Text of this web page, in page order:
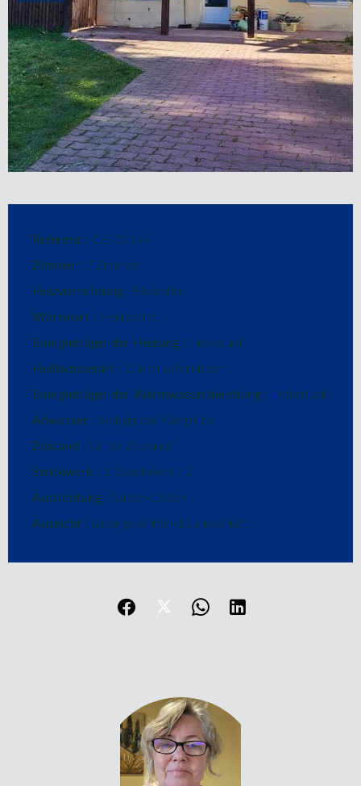
Referenz CB-13144
Zimmer 7 Zimmer
Heizvorrichtung Heizofen
Wärmeart Holzpellet
Energieträger der Heizung Individuell
Heißwasserart Durchlauferhitzer
Energieträger der Warmwasserbereitung Individuell
Abwasser biologische Klärgrube
Zustand Guter Zustand
Stockwerk 1. Stockwerk / 2
Ausrichtung Süden-Osten
Aussicht Uneingeschränkt Landschaft